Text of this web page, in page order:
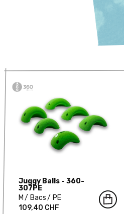
Juggy Balls - 360-
307PE
M
Bacs
PE
109,40 CHF